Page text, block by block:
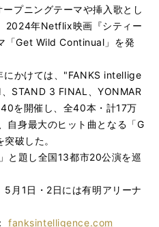
プニングテーマや挿入歌とし
2024年Netflix映画『シティー
「Get Wild Continual」を発
かけては、"FANKS intellige
STAND 3 FINAL、YONMAR
を開催し、全40本・計17万
自身最大のヒット曲となる「G
破した。
と題し全国13都市20公演を巡
月1日・2日には有明アリーナ
fanksintelligence.com